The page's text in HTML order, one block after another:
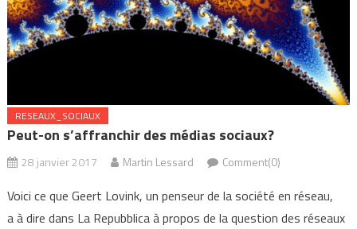
RESEAUX_SOCIAUX
Peut-on s’affranchir des médias sociaux?
28 janvier 2017 Martin Lessard Comment(0)
Voici ce que Geert Lovink, un penseur de la société en réseau,
a à dire dans La Repubblica à propos de la question des réseaux